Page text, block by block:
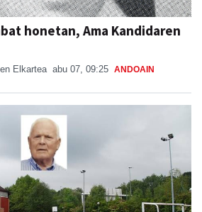
honetan, Ama Kandidaren
Elkartea abu 07, 09:25 ANDOAIN